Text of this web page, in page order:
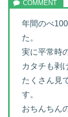
年間のべ
た。
実に平常時
カタチも剥
たくさん見
す。
おちんちん